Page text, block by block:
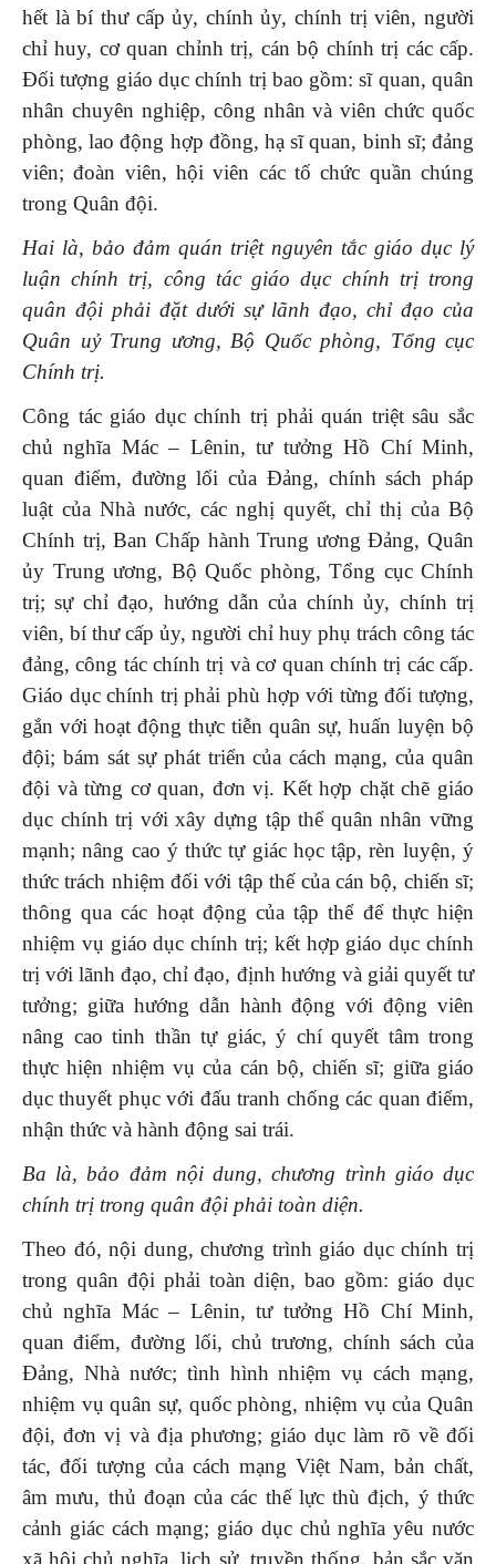
hết là bí thư cấp ủy, chính ủy, chính trị viên, người
chỉ huy, cơ quan chỉnh trị, cán bộ chính trị các cấp.
Đối tượng giáo dục chính trị bao gồm: sĩ quan, quân
nhân chuyên nghiệp, công nhân và viên chức quốc
phòng, lao động hợp đồng, hạ sĩ quan, binh sĩ; đảng
viên; đoàn viên, hội viên các tố chức quần chúng
trong Quân đội.
Hai là, bảo đảm quán triệt nguyên tắc giáo dục lý
luận chính trị, công tác giáo dục chính trị trong
quân đội phải đặt dưới sự lãnh đạo, chỉ đạo của
Quân uỷ Trung ương, Bộ Quốc phòng, Tổng cục
Chính trị.
Công tác giáo dục chính trị phải quán triệt sâu sắc
chủ nghĩa Mác – Lênin, tư tưởng Hồ Chí Minh,
quan điểm, đường lối của Đảng, chính sách pháp
luật của Nhà nước, các nghị quyết, chỉ thị của Bộ
Chính trị, Ban Chấp hành Trung ương Đảng, Quân
ủy Trung ương, Bộ Quốc phòng, Tổng cục Chính
trị; sự chỉ đạo, hướng dẫn của chính ủy, chính trị
viên, bí thư cấp ủy, người chỉ huy phụ trách công tác
đảng, công tác chính trị và cơ quan chính trị các cấp.
Giáo dục chính trị phải phù hợp với từng đối tượng,
gắn với hoạt động thực tiễn quân sự, huấn luyện bộ
đội; bám sát sự phát triển của cách mạng, của quân
đội và từng cơ quan, đơn vị. Kết hợp chặt chẽ giáo
dục chính trị với xây dựng tập thể quân nhân vững
mạnh; nâng cao ý thức tự giác học tập, rèn luyện, ý
thức trách nhiệm đối với tập thế của cán bộ, chiến sĩ;
thông qua các hoạt động của tập thể để thực hiện
nhiệm vụ giáo dục chính trị; kết hợp giáo dục chính
trị với lãnh đạo, chỉ đạo, định hướng và giải quyết tư
tưởng; giữa hướng dẫn hành động với động viên
nâng cao tinh thần tự giác, ý chí quyết tâm trong
thực hiện nhiệm vụ của cán bộ, chiến sĩ; giữa giáo
dục thuyết phục với đấu tranh chống các quan điểm,
nhận thức và hành động sai trái.
Ba là, bảo đảm nội dung, chương trình giáo dục
chính trị trong quân đội phải toàn diện.
Theo đó, nội dung, chương trình giáo dục chính trị
trong quân đội phải toàn diện, bao gồm: giáo dục
chủ nghĩa Mác – Lênin, tư tưởng Hồ Chí Minh,
quan điểm, đường lối, chủ trương, chính sách của
Đảng, Nhà nước; tình hình nhiệm vụ cách mạng,
nhiệm vụ quân sự, quốc phòng, nhiệm vụ của Quân
đội, đơn vị và địa phương; giáo dục làm rõ về đối
tác, đối tượng của cách mạng Việt Nam, bản chất,
âm mưu, thủ đoạn của các thế lực thù địch, ý thức
cảnh giác cách mạng; giáo dục chủ nghĩa yêu nước
xã hội chủ nghĩa, lịch sử, truyền thống, bản sắc văn